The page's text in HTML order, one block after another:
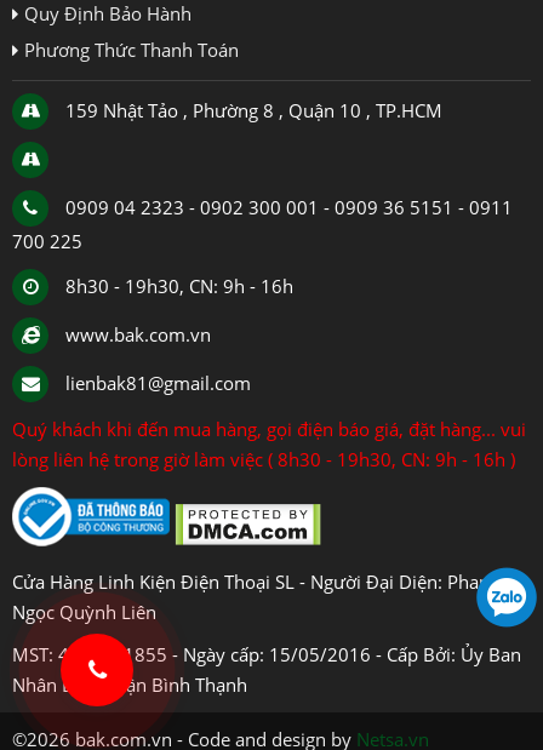
Quy Định Bảo Hành
Phương Thức Thanh Toán
159 Nhật Tảo , Phường 8 , Quận 10 , TP.HCM
0909 04 2323 - 0902 300 001 - 0909 36 5151 - 0911
700 225
8h30 - 19h30, CN: 9h - 16h
www.bak.com.vn
lienbak81@gmail.com
Quý khách khi đến mua hàng, gọi điện báo giá, đặt hàng... vui
lòng liên hệ trong giờ làm việc ( 8h30 - 19h30, CN: 9h - 16h )
Cửa Hàng Linh Kiện Điện Thoại SL - Người Đại Diện: Phan
Ngọc Quỳnh Liên
MST: 4108031855 - Ngày cấp: 15/05/2016 - Cấp Bởi: Ủy Ban
Nhân Dân Quận Bình Thạnh
©2026 bak.com.vn - Code and design by Netsa.vn